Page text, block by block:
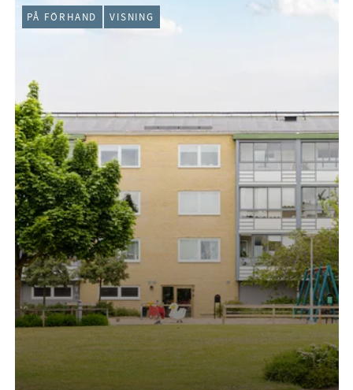
PÅ FÖRHAND VISNING